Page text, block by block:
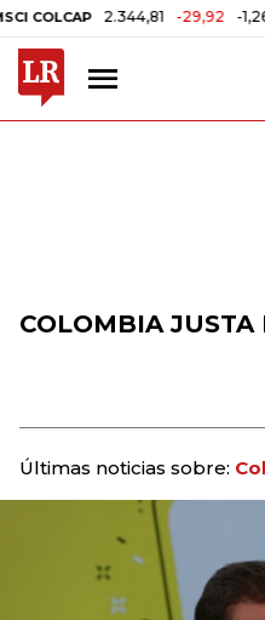
2.344,81 -29,92 -1,26%
COLOMBIA JUSTA
Últimas noticias sobre: